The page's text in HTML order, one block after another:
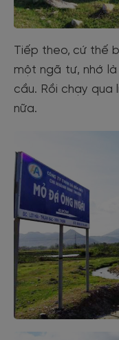
Tiếp theo, cứ thế
một ngã tư, nhớ
cầu. Rồi chạy
nữa.